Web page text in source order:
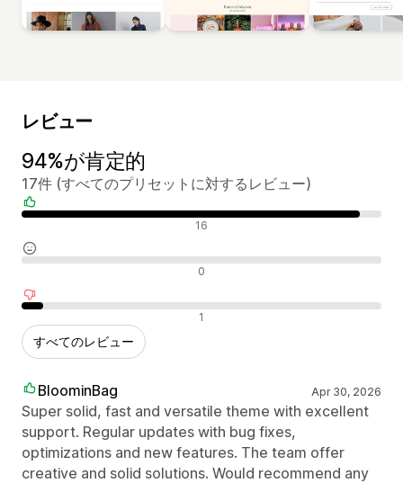
レビュー
94%が肯定的
17件 (すべてのプリセットに対するレビュー)
肯定的なレビュー 16
中間的なレビュー 0
否定的なレビュー 1
すべてのレビュー
BloominBag Apr 30, 2026
Super solid, fast and versatile theme with excellent
support. Regular updates with bug fixes,
optimizations and new features. The team offer
creative and solid solutions. Would recommend any